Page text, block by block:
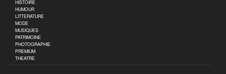
HISTOIRE
HUMOUR
LITTERATURE
MODE
MUSIQUES
PATRIMOINE
PHOTOGRAPHIE
PREMIUM
THEATRE